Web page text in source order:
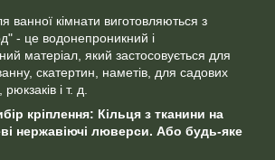
ванної кімнати виготовляються з
- це водонепроникний і
матеріал, який застосовується для
скатертин, наметів, для садових
і т. д.
кріплення: Кільця з тканини на
нержавіючі люверси. Або будь-яке